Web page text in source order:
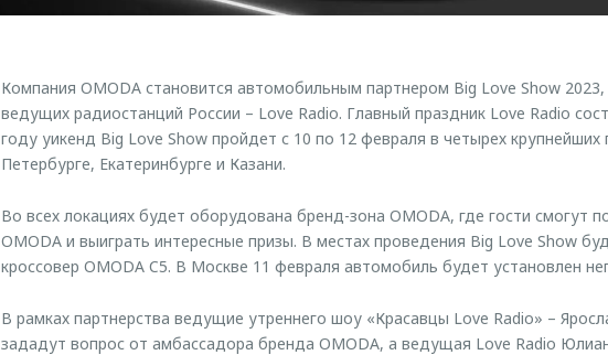
Компания OMODA становится автомобильным партнером Big Love Show
ведущих радиостанций России – Love Radio. Главный праздник Love Radio
году уикенд Big Love Show пройдет с 10 по 12 февраля в четырех
Петербурге, Екатеринбурге и Казани.
Во всех локациях будет оборудована бренд-зона OMODA, где гости смогут
OMODA и выиграть интересные призы. В местах проведения Big Love Show
кроссовер OMODA C5. В Москве 11 февраля автомобиль будет установлен
В рамках партнерства ведущие утреннего шоу «Красавцы Love Radio» –
зададут вопрос от амбассадора бренда OMODA, а ведущая Love Radio